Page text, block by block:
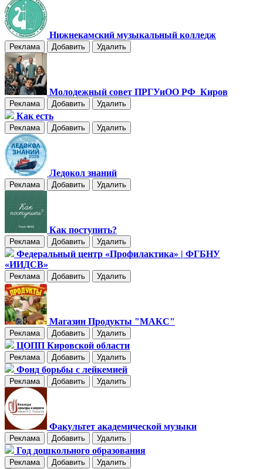
Нижнекамский музыкальный колледж
Реклама Добавить Удалить
Молодежный совет ПРГУиОО РФ_Киров
Реклама Добавить Удалить
Как есть
Реклама Добавить Удалить
Ледокол знаний
Реклама Добавить Удалить
Как поступить?
Реклама Добавить Удалить
Федеральный центр «Профилактика» | ФГБНУ
«ИИДСВ»
Реклама Добавить Удалить
Магазин Продукты "МАКС"
Реклама Добавить Удалить
ЦОПП Кировской области
Реклама Добавить Удалить
Фонд борьбы с лейкемией
Реклама Добавить Удалить
Факультет академической музыки
Реклама Добавить Удалить
Год дошкольного образования
Реклама Добавить Удалить